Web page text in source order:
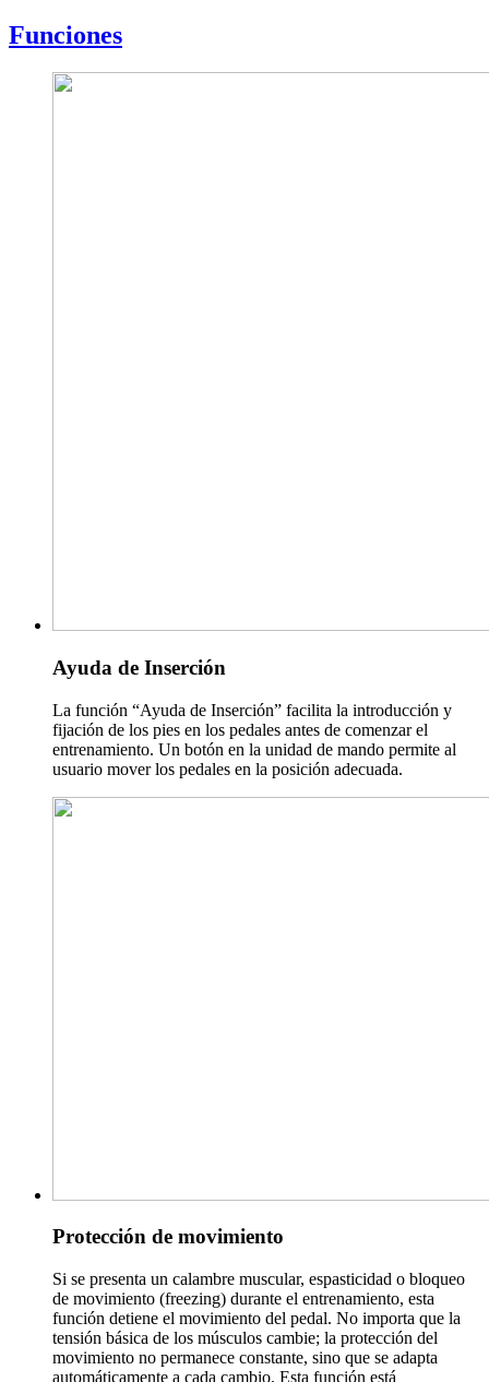
Funciones
Ayuda de Inserción
La función “Ayuda de Inserción” facilita la introducción y
fijación de los pies en los pedales antes de comenzar el
entrenamiento. Un botón en la unidad de mando permite al
usuario mover los pedales en la posición adecuada.
Protección de movimiento
Si se presenta un calambre muscular, espasticidad o bloqueo
de movimiento (freezing) durante el entrenamiento, esta
función detiene el movimiento del pedal. No importa que la
tensión básica de los músculos cambie; la protección del
movimiento no permanece constante, sino que se adapta
automáticamente a cada cambio. Esta función está